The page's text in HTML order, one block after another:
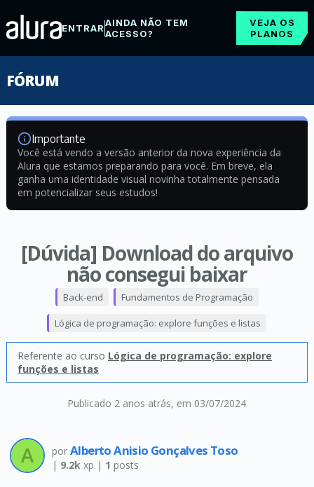
ENTRARAINDA NÃO TEM
ACESSO?
VEJA OS
PLANOS
FÓRUM
Importante
Você está vendo a versão anterior da nova experiência da
Alura que estamos preparando para você. Em breve, ela
ganha uma identidade visual novinha totalmente pensada
em potencializar seus estudos!
[Dúvida] Download do arquivo
não consegui baixar
Publicado 2 anos atrás, em 03/07/2024
Back-end Fundamentos de Programação
Lógica de programação: explore funções e listas
Referente ao curso Lógica de programação: explore
funções e listas
por Alberto Anisio Gonçalves Toso
| 9.2kxp | 1 posts